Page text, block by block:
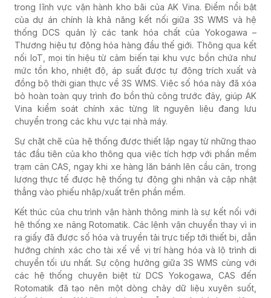
trong lĩnh vực vận hành kho bãi của AK Vina. Điểm nổi bật
của dự án chính là khả năng kết nối giữa 3S WMS và hệ
thống DCS quản lý các tank hóa chất của Yokogawa –
Thương hiệu tự động hóa hàng đầu thế giới. Thông qua kết
nối IoT, mọi tín hiệu từ cảm biến tại khu vực bồn chứa như
mức tồn kho, nhiệt độ, áp suất được tự động trích xuất và
đồng bộ thời gian thực về 3S WMS. Việc số hóa này đã xóa
bỏ hoàn toàn quy trình đo bồn thủ công trước đây, giúp AK
Vina kiểm soát chính xác từng lít nguyên liệu đang lưu
chuyển trong các khu vực tại nhà máy.
Sự chặt chẽ của hệ thống được thiết lập ngay từ những thao
tác đầu tiên của kho thông qua việc tích hợp với phần mềm
trạm cân CAS, ngay khi xe hàng lăn bánh lên cầu cân, trọng
lượng thực tế được hệ thống tự động ghi nhận và cập nhật
thẳng vào phiếu nhập/xuất trên phần mềm.
Kết thúc của chu trình vận hành thông minh là sự kết nối với
hệ thống xe nâng Rotomatik. Các lệnh vận chuyển thay vì in
ra giấy đã được số hóa và truyền tải trực tiếp tới thiết bị, dẫn
hướng chính xác cho tài xế về vị trí hàng hóa và lộ trình di
chuyển tối ưu nhất. Sự cộng hưởng giữa 3S WMS cùng với
các hệ thống chuyên biệt từ DCS Yokogawa, CAS đến
Rotomatik đã tạo nên một dòng chảy dữ liệu xuyên suốt,